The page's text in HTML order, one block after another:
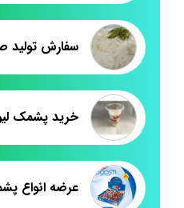
خرید پشمک لیوانی
عرضه انواع